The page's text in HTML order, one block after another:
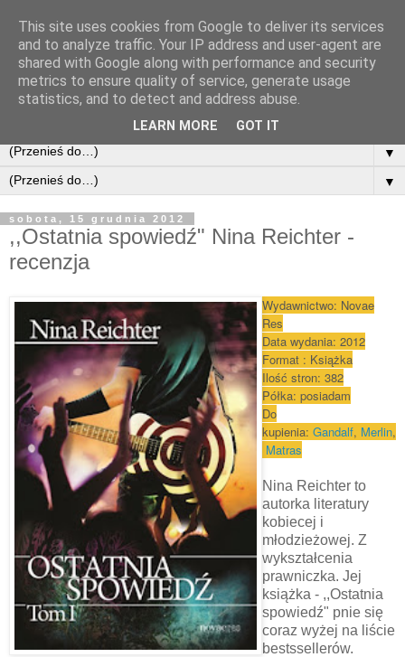
▼
▼
sobota, 15 grudnia 2012
,,Ostatnia spowiedź" Nina Reichter -
recenzja
Wydawnictwo: Novae
Res
Data wydania: 2012
Format : Książka
Ilość stron: 382
Półka: posiadam
Do
kupienia: Gandalf, Merlin,
Matras
Nina Reichter to
autorka literatury
kobiecej i
młodzieżowej. Z
wykształcenia
prawniczka. Jej
książka - ,,Ostatnia
spowiedź" pnie się
coraz wyżej na liście
bestssellerów.
This site uses cookies from Google to deliver its services
and to analyze traffic. Your IP address and user-agent are
shared with Google along with performance and security
metrics to ensure quality of service, generate usage
statistics, and to detect and address abuse.
LEARN MORE GOT IT